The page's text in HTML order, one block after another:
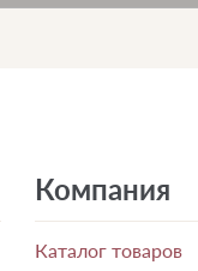
Компания
Каталог товаров